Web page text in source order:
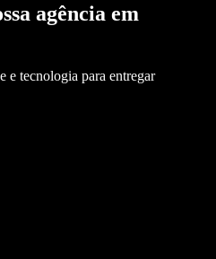
agência em
e tecnologia para entregar